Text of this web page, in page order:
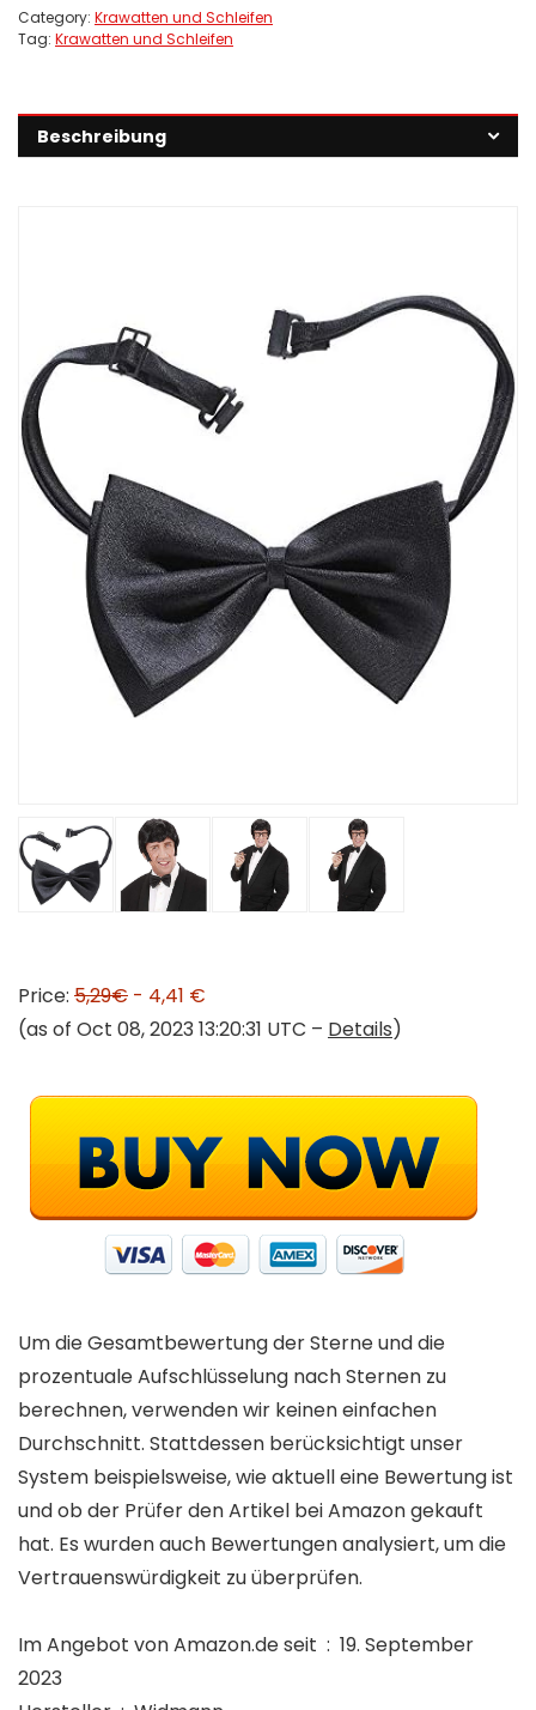
Category: Krawatten und Schleifen
Tag: Krawatten und Schleifen
Beschreibung
Price: 5,29€ - 4,41 €
(as of Oct 08, 2023 13:20:31 UTC – Details)
Um die Gesamtbewertung der Sterne und die
prozentuale Aufschlüsselung nach Sternen zu
berechnen, verwenden wir keinen einfachen
Durchschnitt. Stattdessen berücksichtigt unser
System beispielsweise, wie aktuell eine Bewertung ist
und ob der Prüfer den Artikel bei Amazon gekauft
hat. Es wurden auch Bewertungen analysiert, um die
Vertrauenswürdigkeit zu überprüfen.
Im Angebot von Amazon.de seit ‏ : ‎ 19. September
2023